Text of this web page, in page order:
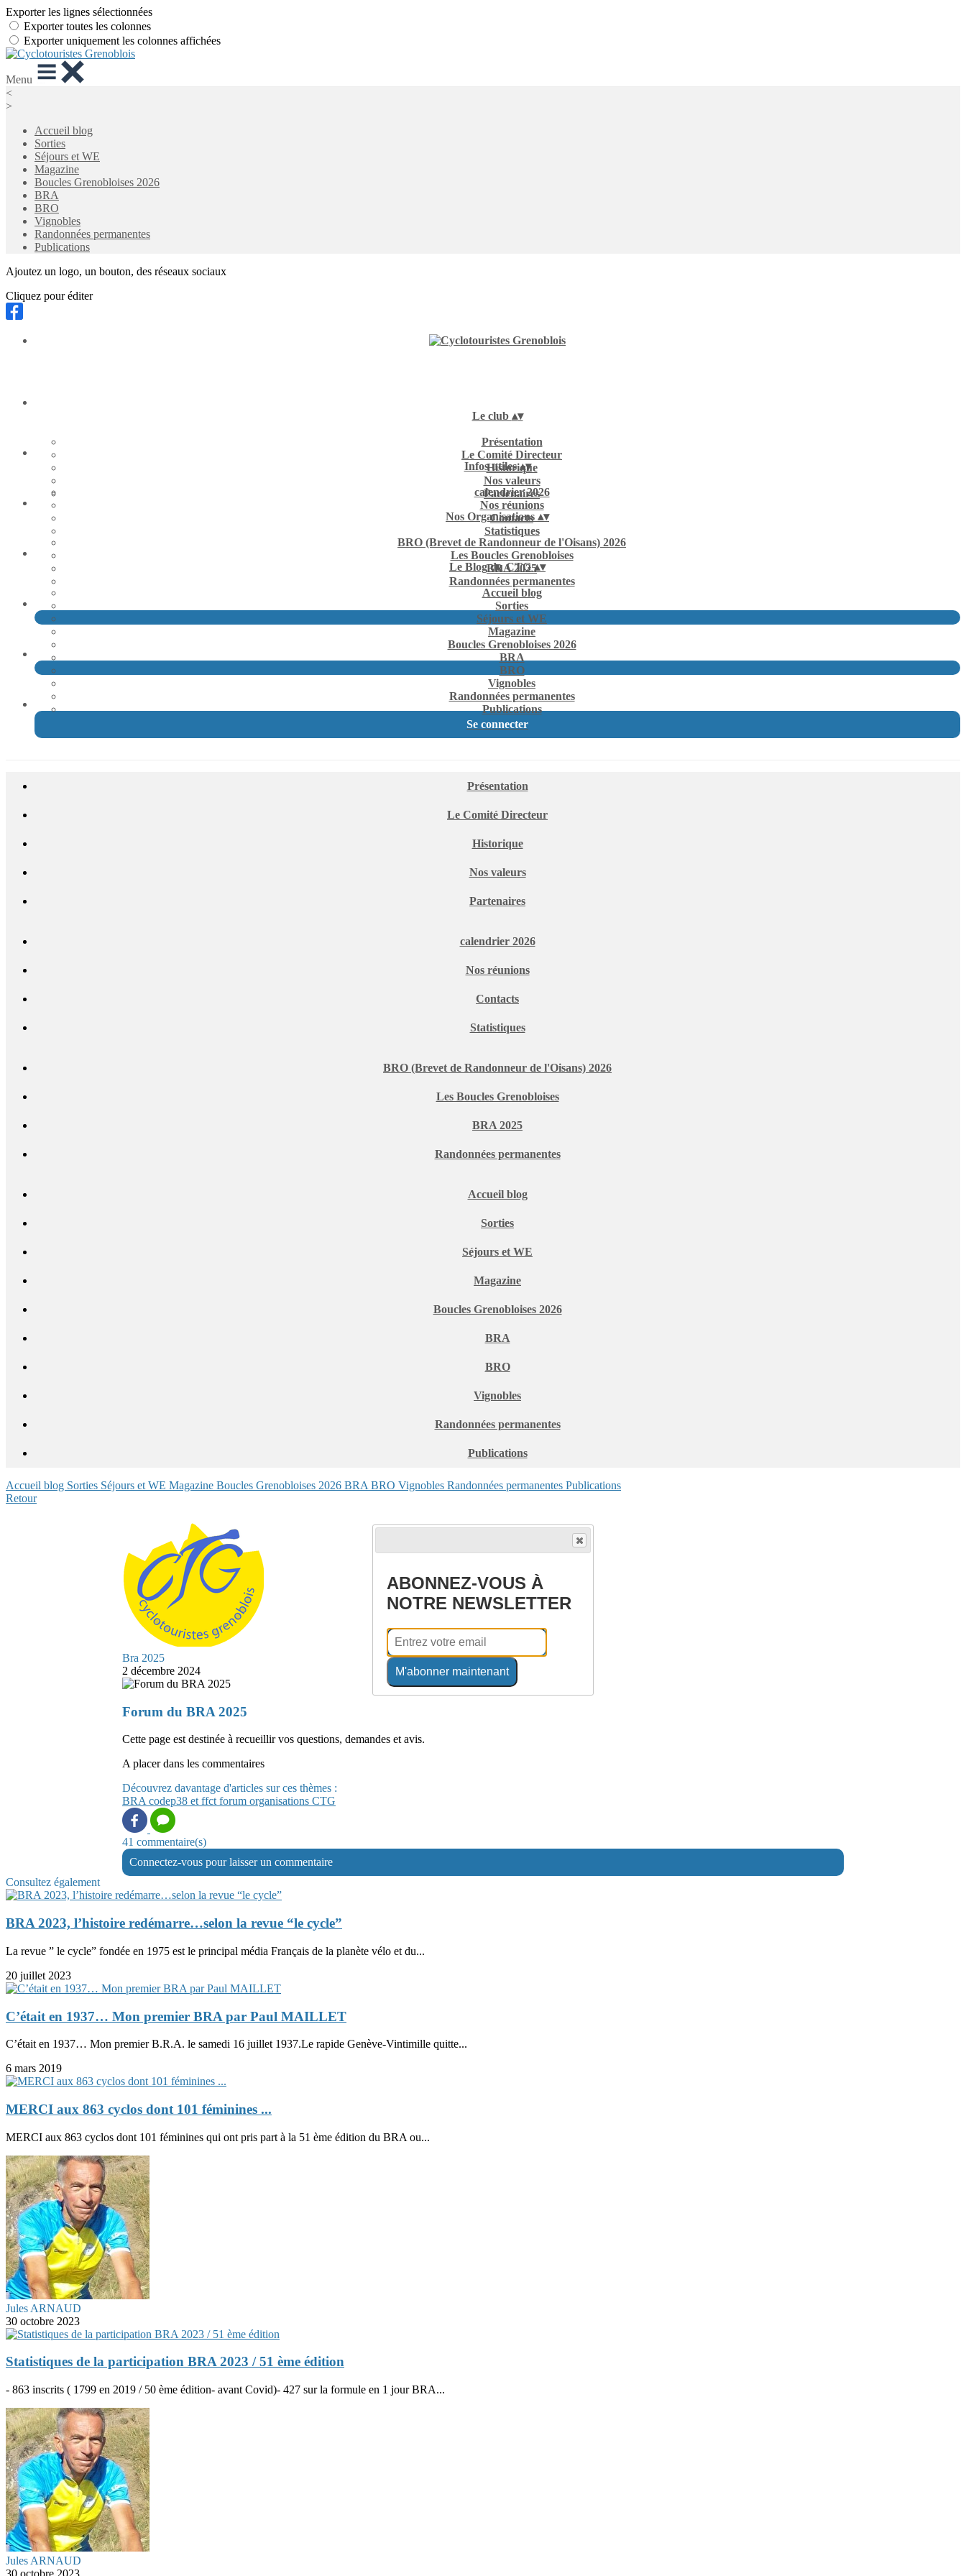
Exporter les lignes sélectionnées
Exporter toutes les colonnes
Exporter uniquement les colonnes affichées
Menu
<
>
Accueil blog
Sorties
Séjours et WE
Magazine
Boucles Grenobloises 2026
BRA
BRO
Vignobles
Randonnées permanentes
Publications
Ajoutez un logo, un bouton, des réseaux sociaux
Cliquez pour éditer
Le club ▴▾
Présentation
Le Comité Directeur
Historique
Nos valeurs
Partenaires
Infos utiles▴▾
calendrier 2026
Nos réunions
Contacts
Statistiques
Nos Organisations ▴▾
BRO (Brevet de Randonneur de l'Oisans) 2026
Les Boucles Grenobloises
BRA 2025
Randonnées permanentes
Le Blog du CTG▴▾
Accueil blog
Sorties
Séjours et WE
Magazine
Boucles Grenobloises 2026
BRA
BRO
Vignobles
Randonnées permanentes
Publications
Se connecter
Présentation
Le Comité Directeur
Historique
Nos valeurs
Partenaires
calendrier 2026
Nos réunions
Contacts
Statistiques
BRO (Brevet de Randonneur de l'Oisans) 2026
Les Boucles Grenobloises
BRA 2025
Randonnées permanentes
Accueil blog
Sorties
Séjours et WE
Magazine
Boucles Grenobloises 2026
BRA
BRO
Vignobles
Randonnées permanentes
Publications
Accueil blog Sorties Séjours et WE Magazine Boucles Grenobloises 2026 BRA BRO Vignobles Randonnées permanentes Publications
Retour
Bra 2025
2 décembre 2024
Forum du BRA 2025
Cette page est destinée à recueillir vos questions, demandes et avis.
A placer dans les commentaires
Découvrez davantage d'articles sur ces thèmes :
BRAcodep38 et ffctforum organisations CTG
41 commentaire(s)
Connectez-vous pour laisser un commentaire
Consultez également
BRA 2023, l’histoire redémarre…selon la revue “le cycle”
La revue ” le cycle” fondée en 1975 est le principal média Français de la planète vélo et du...
20 juillet 2023
C’était en 1937… Mon premier BRA par Paul MAILLET
C’était en 1937… Mon premier B.R.A. le samedi 16 juillet 1937.Le rapide Genève-Vintimille quitte...
6 mars 2019
MERCI aux 863 cyclos dont 101 féminines ...
MERCI aux 863 cyclos dont 101 féminines qui ont pris part à la 51 ème édition du BRA ou...
Jules ARNAUD
30 octobre 2023
Statistiques de la participation BRA 2023 / 51 ème édition
- 863 inscrits ( 1799 en 2019 / 50 ème édition- avant Covid)- 427 sur la formule en 1 jour BRA...
Jules ARNAUD
ABONNEZ-VOUS À
NOTRE NEWSLETTER
M'abonner maintenant